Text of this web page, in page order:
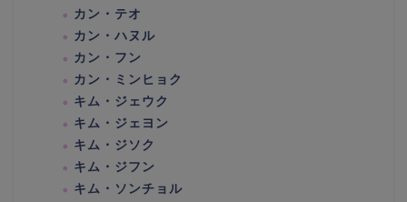
カン・テオ
カン・ハヌル
カン・フン
カン・ミンヒョク
キム・ジェウク
キム・ジェヨン
キム・ジソク
キム・ジフン
キム・ソンチョル